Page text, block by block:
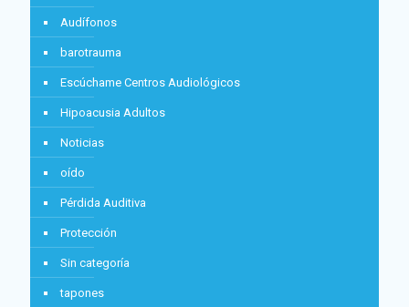
Audífonos
barotrauma
Escúchame Centros Audiológicos
Hipoacusia Adultos
Noticias
oído
Pérdida Auditiva
Protección
Sin categoría
tapones